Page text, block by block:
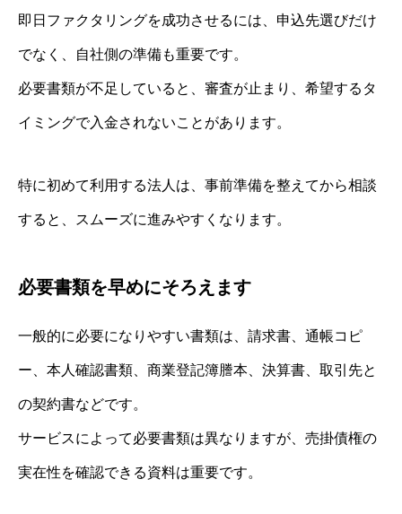
即日ファクタリングを成功させるには、申込先選びだけ
でなく、自社側の準備も重要です。
必要書類が不足していると、審査が止まり、希望するタ
イミングで入金されないことがあります。
特に初めて利用する法人は、事前準備を整えてから相談
すると、スムーズに進みやすくなります。
必要書類を早めにそろえます
一般的に必要になりやすい書類は、請求書、通帳コピ
ー、本人確認書類、商業登記簿謄本、決算書、取引先と
の契約書などです。
サービスによって必要書類は異なりますが、売掛債権の
実在性を確認できる資料は重要です。